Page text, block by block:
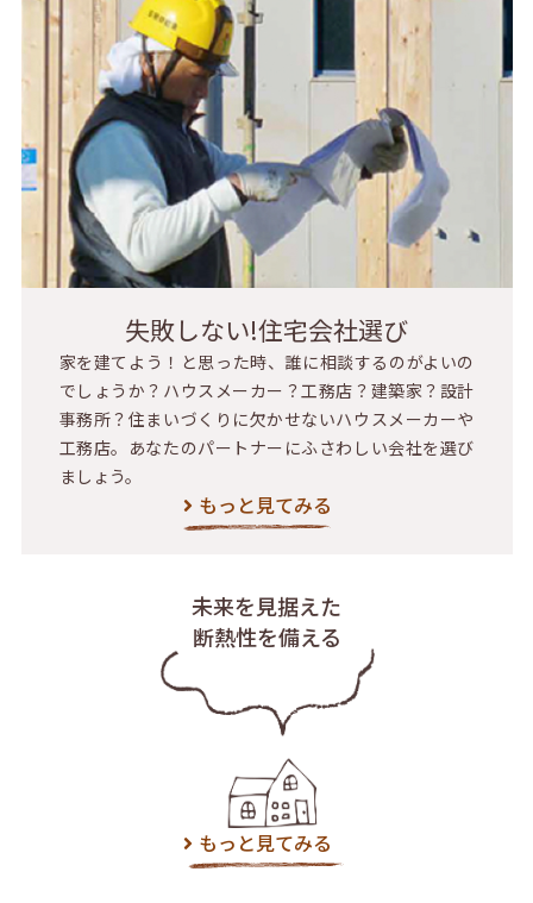
失敗しない!住宅会社選び
家を建てよう！と思った時、誰に相談するのがよいの
でしょうか？ハウスメーカー？工務店？建築家？設計
事務所？住まいづくりに欠かせないハウスメーカーや
工務店。あなたのパートナーにふさわしい会社を選び
ましょう。
もっと見てみる
未来を見据えた
断熱性を備える
もっと見てみる